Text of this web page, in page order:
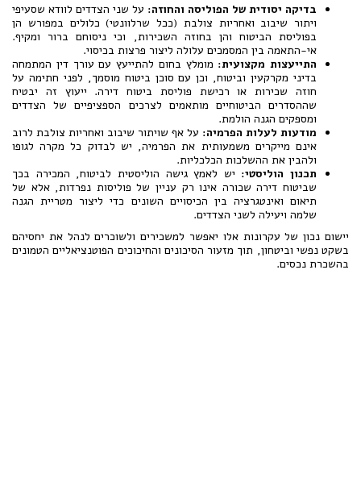
בדיקה יסודית של הפוליסה והחוזה: על שני הצדדים לוודא שסעיפי
ויתור שיבוב ואחריות צולבת (ככל שרלוונטי) כלולים במפורש הן
בפוליסת הביטוח והן בחוזה השכירות, וכי ניסוחם ברור ומקיף.
אי-התאמה בין המסמכים עלולה ליצור פרצות בכיסוי.
התייעצות מקצועית: מומלץ בחום להתייעץ עם עורך דין המתמחה
בדיני מקרקעין וביטוח, וכן עם סוכן ביטוח מוסמך, לפני חתימה על
חוזה שכירות או רכישת פוליסת ביטוח דירה. ייעוץ זה יבטיח
שההסדרים הביטוחיים מותאמים לצרכים הספציפיים של הצדדים
ומספקים הגנה הולמת.
מודעות לעלות הפרמיה: על אף שויתור שיבוב ואחריות צולבת לרוב
אינם מייקרים משמעותית את הפרמיה, יש לבדוק כל מקרה לגופו
ולהבין את ההשלכות הכלכליות.
תכנון הוליסטי: יש לאמץ גישה הוליסטית לביטוח, המכירה בכך
שביטוח דירה שכורה אינו רק עניין של פוליסות נפרדות, אלא של
תיאום ואינטגרציה בין הכיסויים השונים כדי ליצור מטריית הגנה
שלמה ויעילה לשני הצדדים.
יישום נכון של עקרונות אלו יאפשר למשכירים ולשוכרים לנהל את יחסיהם
בשקט נפשי וביטחון, תוך מזעור הסיכונים והחיכוכים הפוטנציאליים הטמונים
בהשכרת נכסים.